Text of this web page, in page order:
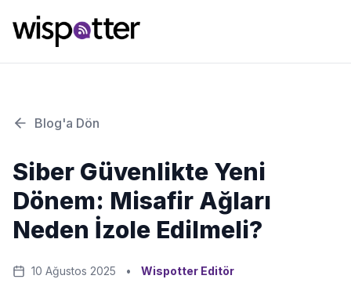
Blog'a Dön
Siber Güvenlikte Yeni
Dönem: Misafir Ağları
Neden İzole Edilmeli?
10 Ağustos 2025 • Wispotter Editör